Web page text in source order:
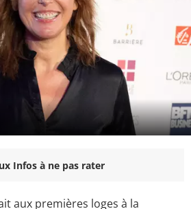
Infos à ne pas rater
aux premières loges à la